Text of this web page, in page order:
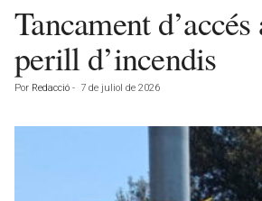
Tancament
perill d’incendis
Por Redacció - 7 de juliol de 2026